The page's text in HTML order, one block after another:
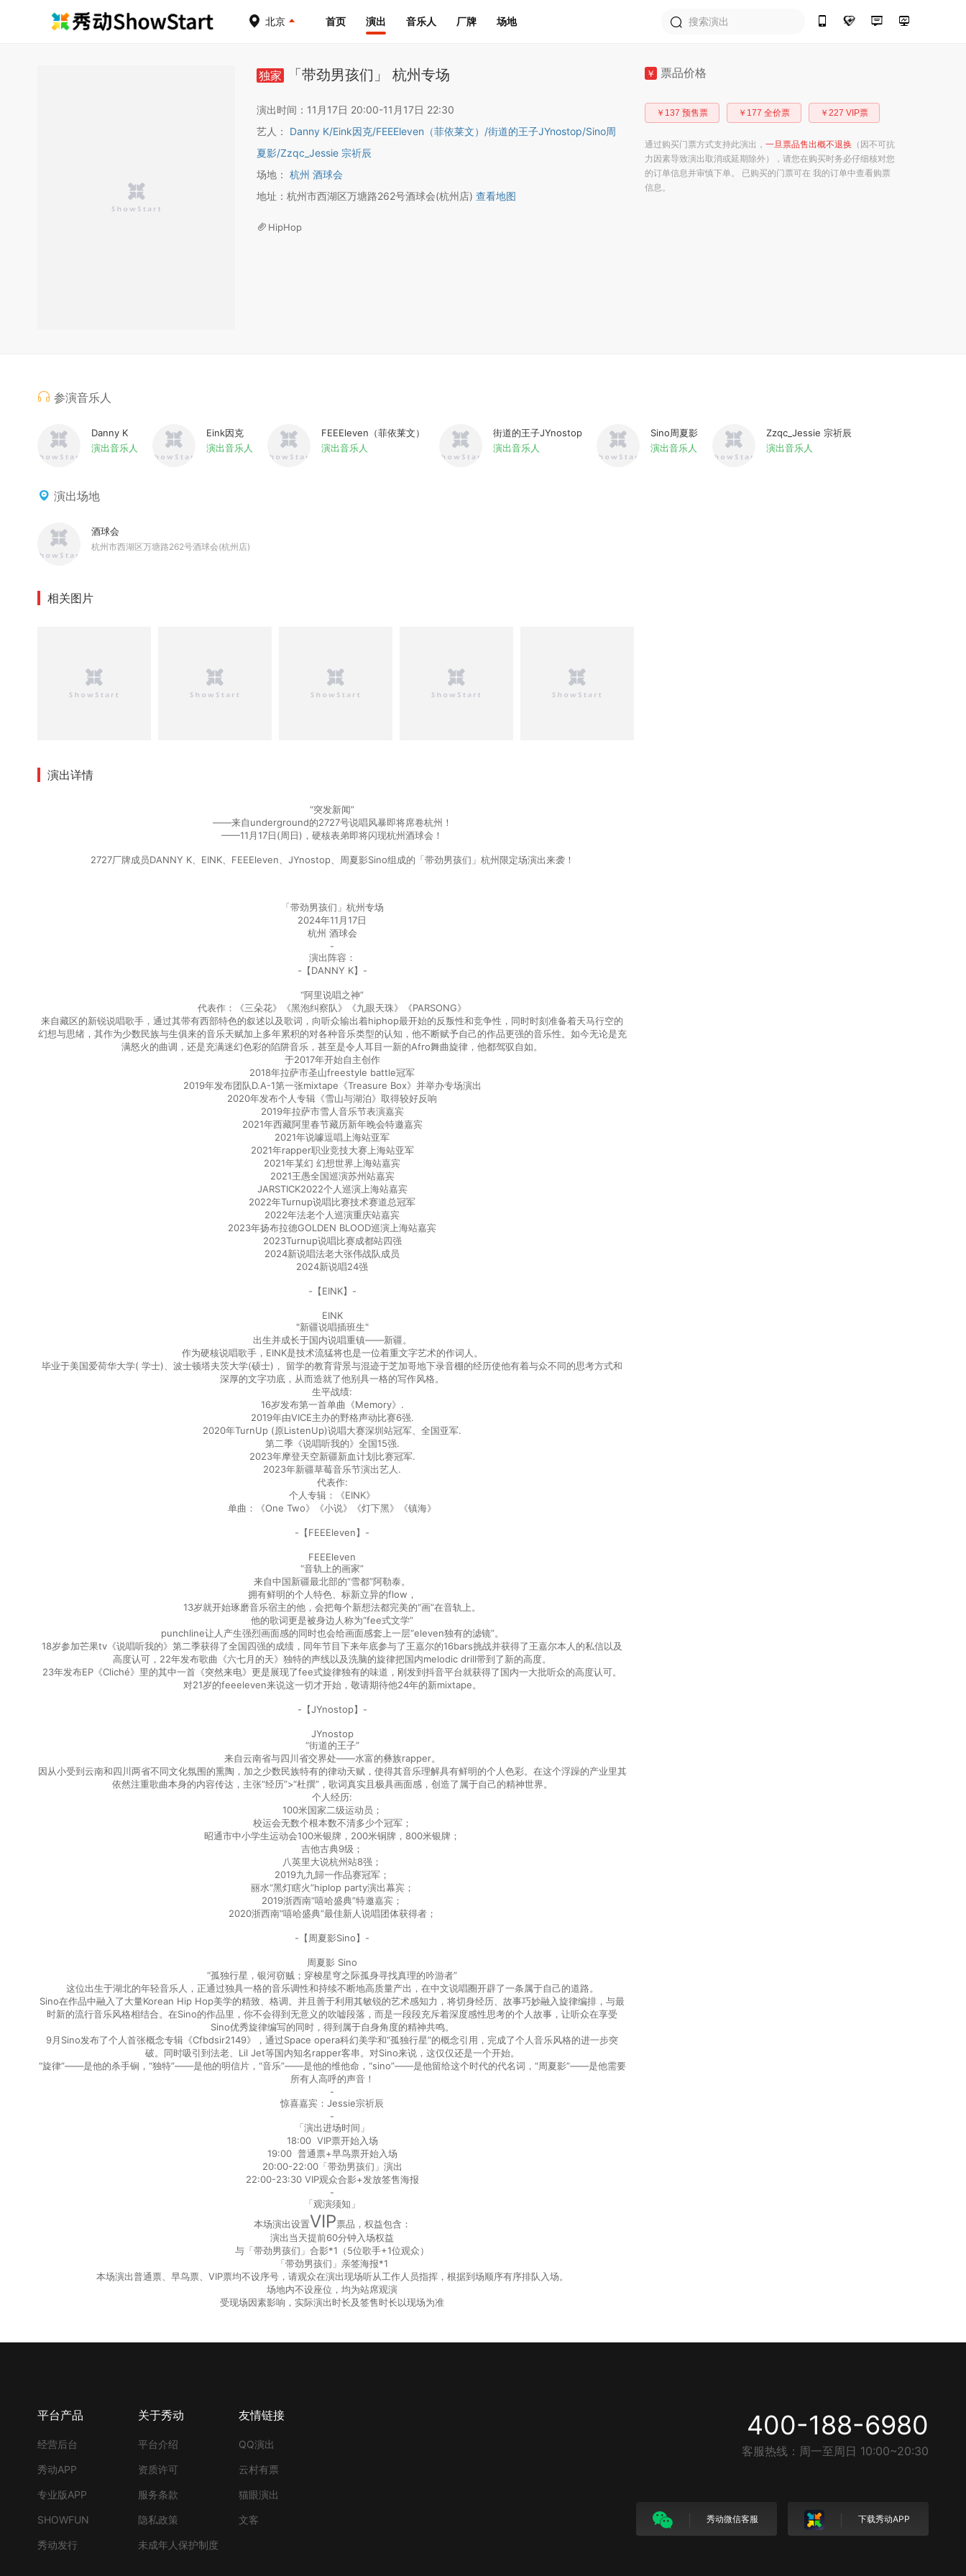
北京 首页 演出 音乐人 厂牌 场地
独家 「带劲男孩们」 杭州专场
演出时间：11月17日 20:00-11月17日 22:30
艺人： Danny K/Eink因克/FEEEleven（菲依莱文） /街道的王子JYnostop/Sino周
夏影/Zzqc_Jessie 宗祈辰
场地： 杭州 酒球会
地址：杭州市西湖区万塘路262号酒球会(杭州店) 查看地图
HipHop
￥ 票品价格
￥137 预售票 ￥177 全价票 ￥227 VIP票
通过购买门票方式支持此演出， 一旦票品售出概不退换 （因不可抗
力因素导致演出取消或延期除外），请您在购买时务必仔细核对您
的订单信息并审慎下单。 已购买的门票可在 我的订单中查看购票
信息。
参演音乐人
Danny K
演出音乐人
Eink因克
演出音乐人
FEEEleven（菲依莱文）
演出音乐人
街道的王子JYnostop
演出音乐人
Sino周夏影
演出音乐人
Zzqc_Jessie 宗祈辰
演出音乐人
演出场地
酒球会
杭州市西湖区万塘路262号酒球会(杭州店)
相关图片
演出详情
“突发新闻”
——来自underground的2727号说唱风暴即将席卷杭州！
——11月17日(周日)，硬核表弟即将闪现杭州酒球会！
2727厂牌成员DANNY K、EINK、FEEEleven、JYnostop、周夏影Sino组成的「带劲男孩们」杭州限定场演出来袭！
「带劲男孩们」杭州专场
2024年11月17日
杭州 酒球会
-
演出阵容：
-【DANNY K】-
“阿里说唱之神”
代表作：《三朵花》《黑泡纠察队》《九眼天珠》《PARSONG》
来自藏区的新锐说唱歌手，通过其带有西部特色的叙述以及歌词，向听众输出着hiphop最开始的反叛性和竞争性，同时时刻准备着天马行空的
幻想与思绪，其作为少数民族与生俱来的音乐天赋加上多年累积的对各种音乐类型的认知，他不断赋予自己的作品更强的音乐性。如今无论是充
满怒火的曲调，还是充满迷幻色彩的陷阱音乐，甚至是令人耳目一新的Afro舞曲旋律，他都驾驭自如。
于2017年开始自主创作
2018年拉萨市圣山freestyle battle冠军
2019年发布团队D.A-1第一张mixtape《Treasure Box》并举办专场演出
2020年发布个人专辑《雪山与湖泊》取得较好反响
2019年拉萨市雪人音乐节表演嘉宾
2021年西藏阿里春节藏历新年晚会特邀嘉宾
2021年说噱逗唱上海站亚军
2021年rapper职业竞技大赛上海站亚军
2021年某幻 幻想世界上海站嘉宾
2021王愚全国巡演苏州站嘉宾
JARSTICK2022个人巡演上海站嘉宾
2022年Turnup说唱比赛技术赛道总冠军
2022年法老个人巡演重庆站嘉宾
2023年扬布拉德GOLDEN BLOOD巡演上海站嘉宾
2023Turnup说唱比赛成都站四强
2024新说唱法老大张伟战队成员
2024新说唱24强
-【EINK】-
EINK
"新疆说唱插班生"
出生并成⻓于国内说唱重镇——新疆。
作为硬核说唱歌手，EINK是技术流猛将也是一位着重文字艺术的作词人。
毕业于美国爱荷华大学( 学士)、波士顿塔夫茨大学(硕士)， 留学的教育背景与混迹于芝加哥地下录音棚的经历使他有着与众不同的思考方式和
深厚的文字功底，从而造就了他别具一格的写作⻛格。
生平战绩:
16岁发布第一首单曲《Memory》.
2019年由VICE主办的野格声动比赛6强.
2020年TurnUp (原ListenUp)说唱大赛深圳站冠军、全国亚军.
第二季《说唱听我的》全国15强.
2023年摩登天空新疆新血计划比赛冠军.
2023年新疆草莓音乐节演出艺人.
代表作:
个人专辑：《EINK》
单曲：《One Two》《小说》《灯下黑》《镇海》
-【FEEEleven】-
FEEEleven
“音轨上的画家”
来自中国新疆最北部的“雪都”阿勒泰。
拥有鲜明的个人特色、标新立异的flow，
13岁就开始琢磨音乐宿主的他，会把每个新想法都完美的“画”在音轨上。
他的歌词更是被身边人称为“fee式文学”
punchline让人产生强烈画面感的同时也会给画面感套上一层“eleven独有的滤镜”。
18岁参加芒果tv《说唱听我的》第二季获得了全国四强的成绩，同年节目下来年底参与了王嘉尔的16bars挑战并获得了王嘉尔本人的私信以及
高度认可，22年发布歌曲《六七月的天》独特的声线以及洗脑的旋律把国内melodic drill带到了新的高度。
23年发布EP《Cliché》里的其中一首《突然来电》更是展现了fee式旋律独有的味道，刚发到抖音平台就获得了国内一大批听众的高度认可。
对21岁的feeeleven来说这一切才开始，敬请期待他24年的新mixtape。
-【JYnostop】-
JYnostop
“街道的王子”
来自云南省与四川省交界处——水富的彝族rapper。
因从小受到云南和四川两省不同文化氛围的熏陶，加之少数民族特有的律动天赋，使得其音乐理解具有鲜明的个人色彩。在这个浮躁的产业里其
依然注重歌曲本身的内容传达，主张“经历”>“杜撰”，歌词真实且极具画面感，创造了属于自己的精神世界。
个人经历:
100米国家二级运动员；
校运会无数个根本数不清多少个冠军；
昭通市中小学生运动会100米银牌，200米铜牌，800米银牌；
吉他古典9级；
八英里大说杭州站8强；
2019九九歸一作品赛冠军；
丽水“黑灯瞎火”hiplop party演出幕宾；
2019浙西南“嘻哈盛典”特邀嘉宾；
2020浙西南“嘻哈盛典”最佳新人说唱团体获得者；
-【周夏影Sino】-
周夏影 Sino
“孤独行星，银河窃贼；穿梭星穹之际孤身寻找真理的吟游者”
这位出生于湖北的年轻音乐人，正通过独具一格的音乐调性和持续不断地高质量产出，在中文说唱圈开辟了一条属于自己的道路。
Sino在作品中融入了大量Korean Hip Hop美学的精致、格调。并且善于利用其敏锐的艺术感知力，将切身经历、故事巧妙融入旋律编排，与最
时新的流行音乐风格相结合。在Sino的作品里，你不会得到无意义的吹嘘段落，而是一段段充斥着深度感性思考的个人故事，让听众在享受
Sino优秀旋律编写的同时，得到属于自身角度的精神共鸣。
9月Sino发布了个人首张概念专辑《Cfbdsir2149》，通过Space opera科幻美学和“孤独行星”的概念引用，完成了个人音乐风格的进一步突
破。同时吸引到法老、Lil Jet等国内知名rapper客串。对Sino来说，这仅仅还是一个开始。
“旋律”——是他的杀手锏，“独特”——是他的明信片，“音乐”——是他的维他命，“sino”——是他留给这个时代的代名词，“周夏影”——是他需要
所有人高呼的声音！
-
惊喜嘉宾：Jessie宗祈辰
-
「演出进场时间」
18:00 VIP票开始入场
19:00 普通票+早鸟票开始入场
20:00-22:00「带劲男孩们」演出
22:00-23:30 VIP观众合影+发放签售海报
-
「观演须知」
本场演出设置VIP票品，权益包含：
演出当天提前60分钟入场权益
与「带劲男孩们」合影*1（5位歌手+1位观众）
「带劲男孩们」亲签海报*1
本场演出普通票、早鸟票、VIP票均不设序号，请观众在演出现场听从工作人员指挥，根据到场顺序有序排队入场。
场地内不设座位，均为站席观演
受现场因素影响，实际演出时长及签售时长以现场为准
平台产品
经营后台
秀动APP
专业版APP
SHOWFUN
秀动发行
关于秀动
平台介绍
资质许可
服务条款
隐私政策
未成年人保护制度
友情链接
QQ演出
云村有票
猫眼演出
文客
400-188-6980
客服热线：周一至周日 10:00~20:30
秀动微信客服 下载秀动APP